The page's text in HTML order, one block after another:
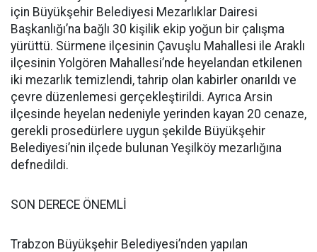
için Büyükşehir Belediyesi Mezarlıklar Dairesi
Başkanlığı’na bağlı 30 kişilik ekip yoğun bir çalışma
yürüttü. Sürmene ilçesinin Çavuşlu Mahallesi ile Araklı
ilçesinin Yolgören Mahallesi’nde heyelandan etkilenen
iki mezarlık temizlendi, tahrip olan kabirler onarıldı ve
çevre düzenlemesi gerçekleştirildi. Ayrıca Arsin
ilçesinde heyelan nedeniyle yerinden kayan 20 cenaze,
gerekli prosedürlere uygun şekilde Büyükşehir
Belediyesi’nin ilçede bulunan Yeşilköy mezarlığına
defnedildi.
SON DERECE ÖNEMLİ
Trabzon Büyükşehir Belediyesi’nden yapılan